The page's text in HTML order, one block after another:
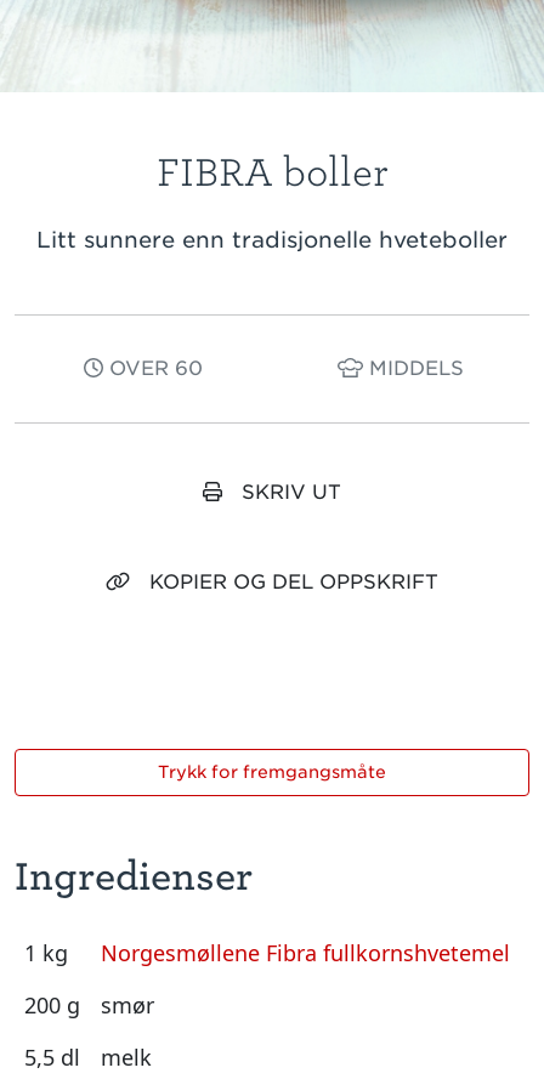
FIBRA boller
Litt sunnere enn tradisjonelle hveteboller
OVER 60 MIDDELS
SKRIV UT
KOPIER OG DEL OPPSKRIFT
Ingredienser
1 kg
Norgesmøllene Fibra fullkornshvetemel
200 g
smør
5,5 dl
melk
Trykk for fremgangsmåte